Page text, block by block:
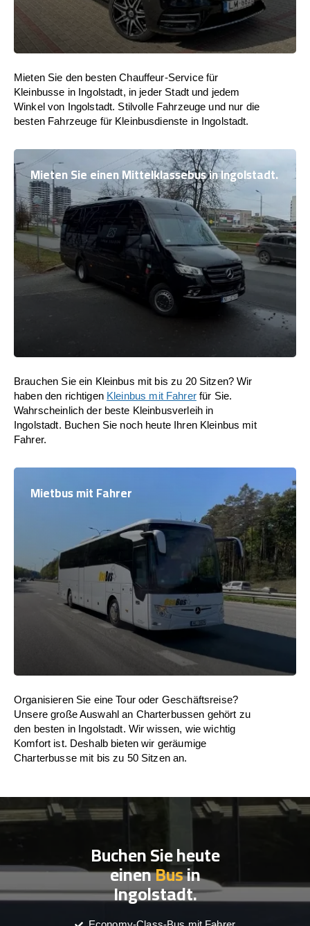
Mieten Sie den besten Chauffeur-Service für
Kleinbusse in Ingolstadt, in jeder Stadt und jedem
Winkel von Ingolstadt. Stilvolle Fahrzeuge und nur die
besten Fahrzeuge für Kleinbusdienste in Ingolstadt.
Mieten Sie einen Mittelklassebus in Ingolstadt.
Brauchen Sie ein Kleinbus mit bis zu 20 Sitzen? Wir
haben den richtigen Kleinbus mit Fahrerfür Sie.
Wahrscheinlich der beste Kleinbusverleih in
Ingolstadt. Buchen Sie noch heute Ihren Kleinbus mit
Fahrer.
Mietbus mit Fahrer
Organisieren Sie eine Tour oder Geschäftsreise?
Unsere große Auswahl an Charterbussen gehört zu
den besten in Ingolstadt. Wir wissen, wie wichtig
Komfort ist. Deshalb bieten wir geräumige
Charterbusse mit bis zu 50 Sitzen an.
Buchen Sie heute
einenBusin
Ingolstadt.